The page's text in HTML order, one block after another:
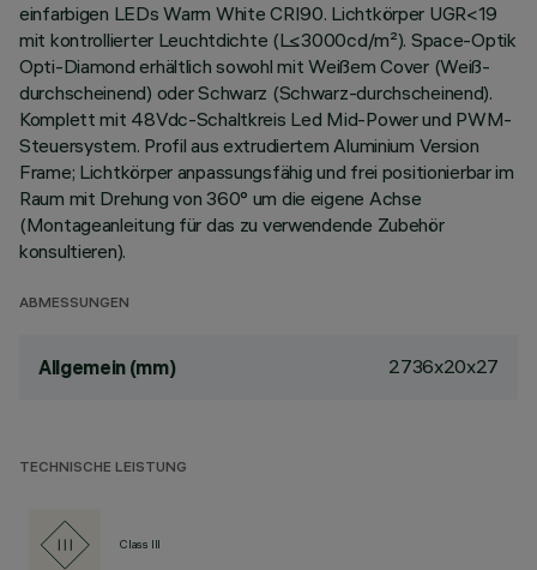
einfarbigen LEDs Warm White CRI90. Lichtkörper UGR<19
mit kontrollierter Leuchtdichte (L≤3000cd/m²). Space-Optik
Opti-Diamond erhältlich sowohl mit Weißem Cover (Weiß-
durchscheinend) oder Schwarz (Schwarz-durchscheinend).
Komplett mit 48Vdc-Schaltkreis Led Mid-Power und PWM-
Steuersystem. Profil aus extrudiertem Aluminium Version
Frame; Lichtkörper anpassungsfähig und frei positionierbar im
Raum mit Drehung von 360° um die eigene Achse
(Montageanleitung für das zu verwendende Zubehör
konsultieren).
ABMESSUNGEN
Allgemein (mm) 2736x20x27
TECHNISCHE LEISTUNG
Class III